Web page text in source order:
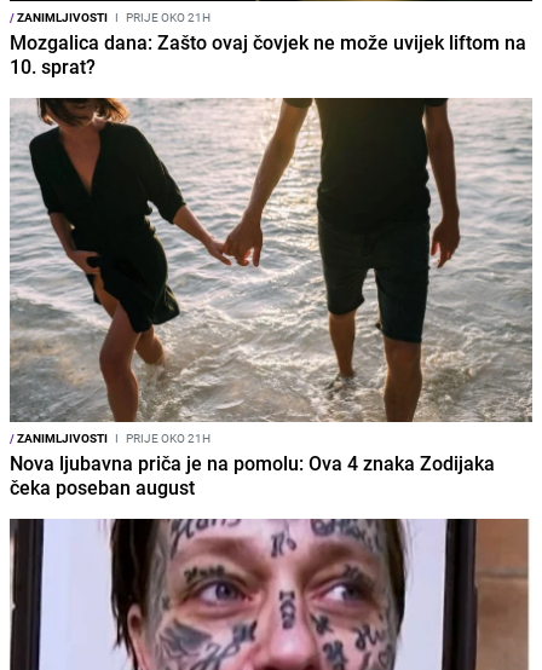
/ZANIMLJIVOSTI I PRIJE OKO 21H
Mozgalica dana: Zašto ovaj čovjek ne može uvijek liftom na
10. sprat?
/ZANIMLJIVOSTI I PRIJE OKO 21H
Nova ljubavna priča je na pomolu: Ova 4 znaka Zodijaka
čeka poseban august